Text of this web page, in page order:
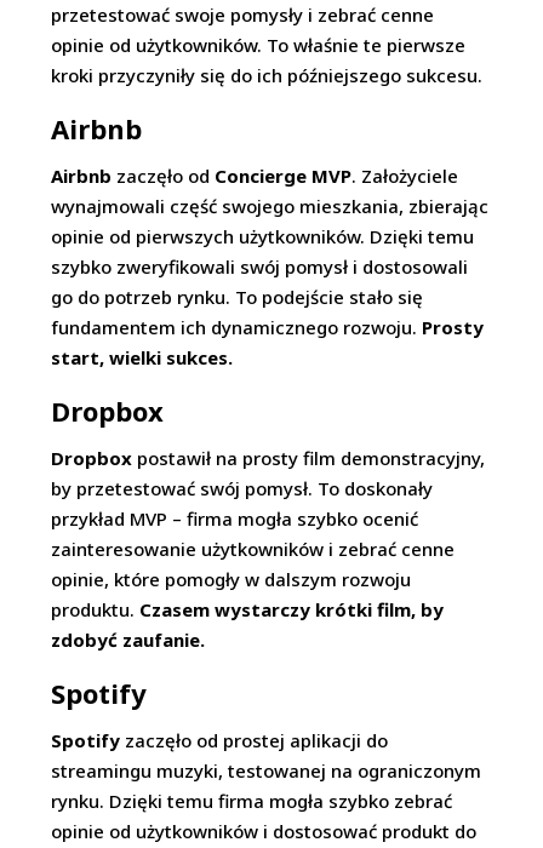
przetestować swoje pomysły i zebrać cenne
opinie od użytkowników. To właśnie te pierwsze
kroki przyczyniły się do ich późniejszego sukcesu.
Airbnb
Airbnb zaczęło od Concierge MVP. Założyciele
wynajmowali część swojego mieszkania, zbierając
opinie od pierwszych użytkowników. Dzięki temu
szybko zweryfikowali swój pomysł i dostosowali
go do potrzeb rynku. To podejście stało się
fundamentem ich dynamicznego rozwoju. Prosty
start, wielki sukces.
Dropbox
Dropbox postawił na prosty film demonstracyjny,
by przetestować swój pomysł. To doskonały
przykład MVP – firma mogła szybko ocenić
zainteresowanie użytkowników i zebrać cenne
opinie, które pomogły w dalszym rozwoju
produktu. Czasem wystarczy krótki film, by
zdobyć zaufanie.
Spotify
Spotify zaczęło od prostej aplikacji do
streamingu muzyki, testowanej na ograniczonym
rynku. Dzięki temu firma mogła szybko zebrać
opinie od użytkowników i dostosować produkt do